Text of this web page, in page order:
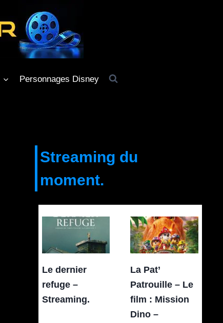
Personnages Disney
Streaming du
moment.
Le dernier
refuge –
Streaming.
La Pat’
Patrouille – Le
film : Mission
Dino –